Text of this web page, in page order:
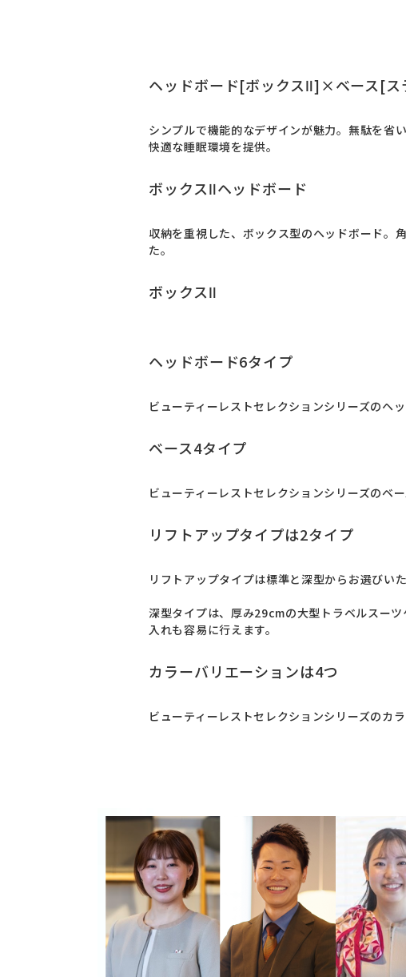
ヘッドボード[ボックスⅡ]×ベース[ス
シンプルで機能的なデザインが魅力。無駄を省
快適な睡眠環境を提供。
ボックスⅡヘッドボード
収納を重視した、ボックス型のヘッドボード。
た。
ボックスⅡ
ヘッドボード6タイプ
ビューティーレストセレクションシリーズのヘ
ベース4タイプ
ビューティーレストセレクションシリーズのベ
リフトアップタイプは2タイプ
リフトアップタイプは標準と深型からお選びいた
深型タイプは、厚み29cmの大型トラベルスー
入れも容易に行えます。
カラーバリエーションは4つ
ビューティーレストセレクションシリーズのカ